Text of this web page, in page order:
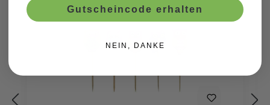
Gutscheincode erhalten
NEIN, DANKE